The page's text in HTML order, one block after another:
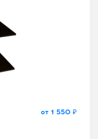
от 1 550 ₽